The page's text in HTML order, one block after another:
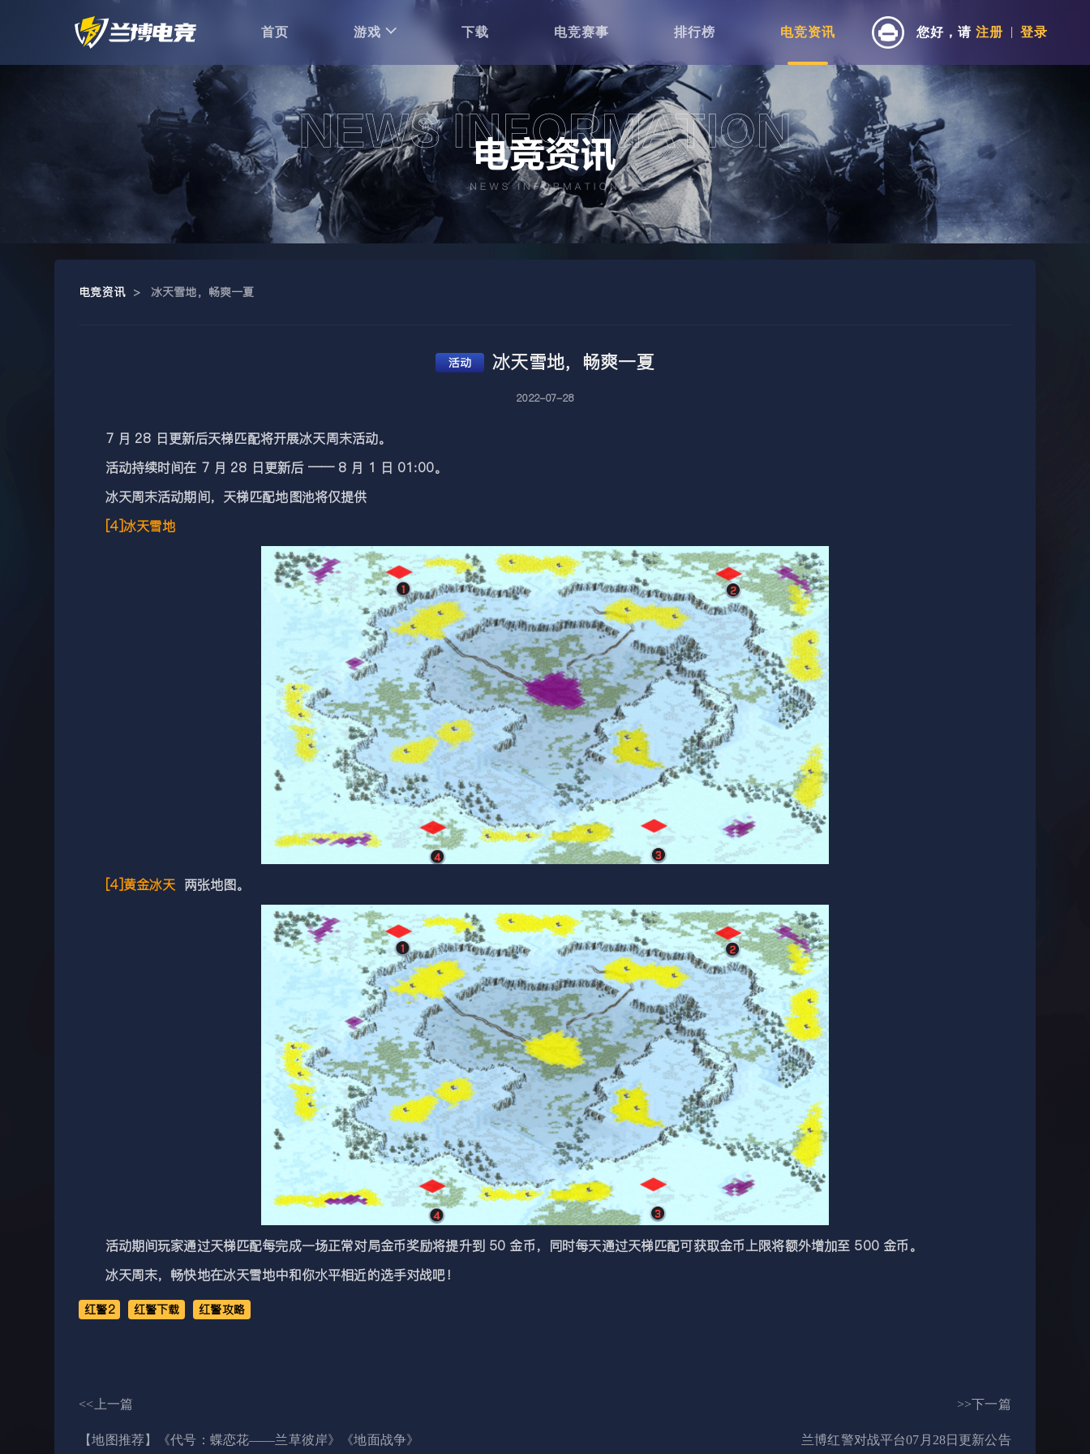
首页 游戏 下载 电竞赛事 排行榜 电竞资讯 您好，请 注册 登录
电竞资讯 > 冰天雪地，畅爽一夏
活动 冰天雪地，畅爽一夏
2022-07-28
7 月 28 日更新后天梯匹配将开展冰天周末活动。
活动持续时间在 7 月 28 日更新后 —— 8 月 1 日 01:00。
冰天周末活动期间，天梯匹配地图池将仅提供
[4]冰天雪地
[4]黄金冰天 两张地图。
活动期间玩家通过天梯匹配每完成一场正常对局金币奖励将提升到 50 金币，同时每天通过天梯匹配可获取金币上限将额外增加至 500 金币。
冰天周末，畅快地在冰天雪地中和你水平相近的选手对战吧！
红警2 红警下载 红警攻略
<<上一篇
【地图推荐】《代号：蝶恋花——兰草彼岸》《地面战争》
>>下一篇
兰博红警对战平台07月28日更新公告